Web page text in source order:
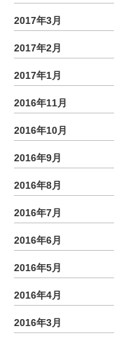
2017年3月
2017年2月
2017年1月
2016年11月
2016年10月
2016年9月
2016年8月
2016年7月
2016年6月
2016年5月
2016年4月
2016年3月